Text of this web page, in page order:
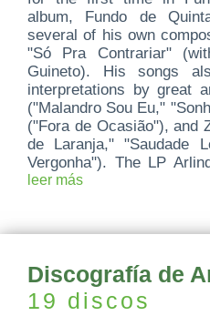
album, Fundo de
several of his own
"Só Pra Contrariar"
Guineto). His songs
interpretations by great
("Malandro Sou Eu,"
("Fora de Ocasião"), and
de Laranja," "Saudade
Vergonha"). The LP
the starting point of his
Império, Lula, and Beto
leer más
Discografía de
19 discos